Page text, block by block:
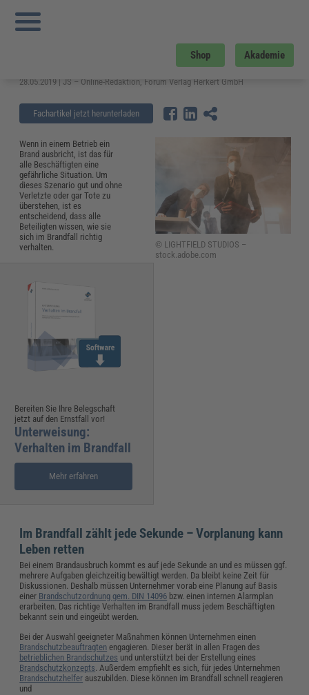
Shop Akademie
Sie sind hier:
verhalten, wenn es im Betrieb brennt?
Brandfall: Wie richtig verhalten, wenn
28.05.2019 | JS – Online-Redaktion, Forum Verlag Herkert GmbH
Fachartikel jetzt herunterladen
© LIGHTFIELD STUDIOS –
stock.adobe.com
Wenn in einem Betrieb ein
Brand ausbricht, ist das für
alle Beschäftigten eine
gefährliche Situation. Um
dieses Szenario gut und ohne
Verletzte oder gar Tote zu
überstehen, ist es
entscheidend, dass alle
Beteiligten wissen, wie sie
sich im Brandfall richtig
verhalten.
Bereiten Sie Ihre Belegschaft
jetzt auf den Ernstfall vor!
Unterweisung:
Verhalten im Brandfall
Mehr erfahren
Im Brandfall zählt jede Sekunde – Vorplanung kann
Leben retten
Bei einem Brandausbruch kommt es auf jede Sekunde an und es müssen ggf.
mehrere Aufgaben gleichzeitig bewältigt werden. Da bleibt keine Zeit für
Diskussionen. Deshalb müssen Unternehmer vorab eine Planung auf Basis
einer Brandschutzordnung gem. DIN 14096 bzw. einen internen Alarmplan
erarbeiten. Das richtige Verhalten im Brandfall muss jedem Beschäftigten
bekannt sein und eingeübt werden.
Bei der Auswahl geeigneter Maßnahmen können Unternehmen einen
Brandschutzbeauftragten engagieren. Dieser berät in allen Fragen des
betrieblichen Brandschutzes und unterstützt bei der Erstellung eines
Brandschutzkonzepts. Außerdem empfiehlt es sich, für jedes Unternehmen
Brandschutzhelfer auszubilden. Diese können im Brandfall schnell reagieren
und